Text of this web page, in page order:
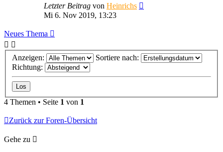
Letzter Beitrag von Heinrichs
Mi 6. Nov 2019, 13:23
Neues Thema
Anzeigen:
Sortiere nach:
Richtung:
4 Themen • Seite 1 von 1
Zurück zur Foren-Übersicht
Gehe zu